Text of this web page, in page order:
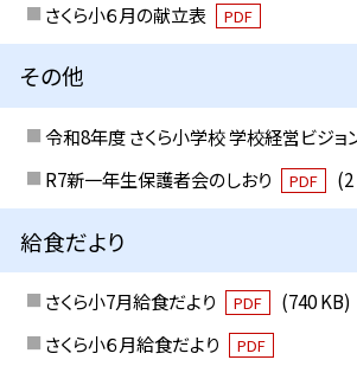
さくら小６月の献立表
PDF
その他
令和8年度 さくら小学校 学校経営ビジョ
R7新一年生保護者会のしおり
PDF
給食だより
さくら小7月給食だより PDF
(740 KB)
さくら小６月給食だより
PDF